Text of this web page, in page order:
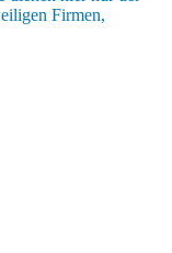
Firmen,